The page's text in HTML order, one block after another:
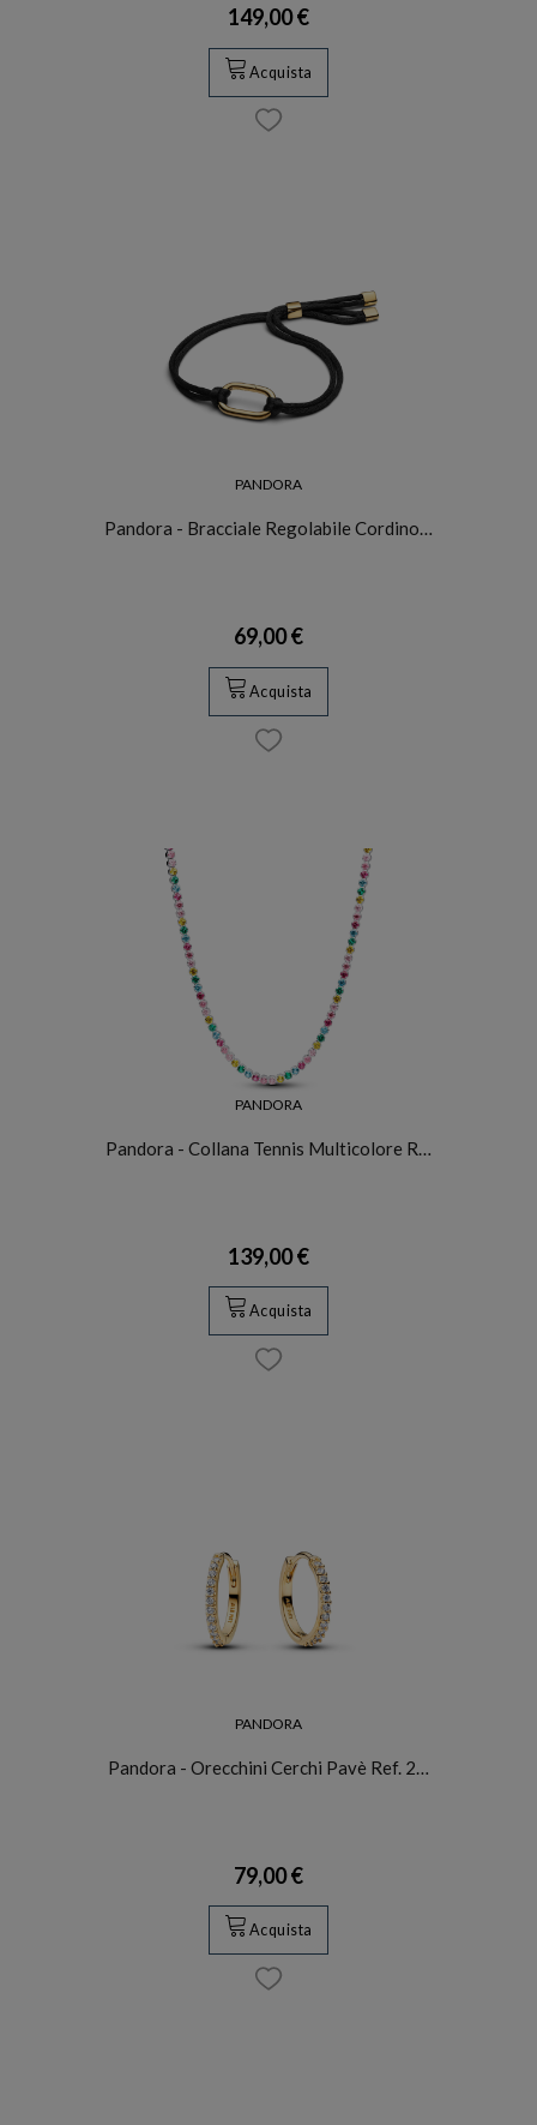
149,00 €
Acquista
PANDORA
Pandora - Bracciale Regolabile Cordino…
69,00 €
Acquista
PANDORA
Pandora - Collana Tennis Multicolore R…
139,00 €
Acquista
PANDORA
Pandora - Orecchini Cerchi Pavè Ref. 2…
79,00 €
Acquista